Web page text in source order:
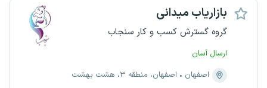
بازاریاب میدانی
گروه گسترش کسب و کار سنجاب
ارسال آسان
اصفهان
اصفهان، منطقه ۳، هشت بهشت